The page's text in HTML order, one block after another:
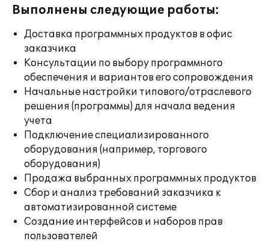
Выполнены следующие работы:
Доставка программных продуктов в офис
заказчика
Консультации по выбору программного
обеспечения и вариантов его сопровождения
Начальные настройки типового/отраслевого
решения (программы) для начала ведения
учета
Подключение специализированного
оборудования (например, торгового
оборудования)
Продажа выбранных программных продуктов
Сбор и анализ требований заказчика к
автоматизированной системе
Создание интерфейсов и наборов прав
пользователей